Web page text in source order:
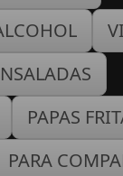
PAPAS
PARA